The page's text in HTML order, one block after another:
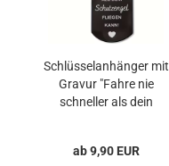
Schlüsselanhänger mit
Gravur "Fahre nie
schneller als dein
schwarz
ab 9,90 EUR